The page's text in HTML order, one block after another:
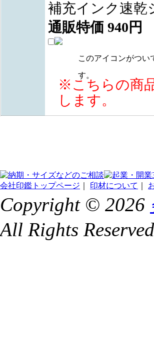
補充インク速乾
通販特価 940 円
このアイコンがつい
す。
※こちらの商
します。
会社印鑑トップページ 印材について
Copyright © 2026
All Rights